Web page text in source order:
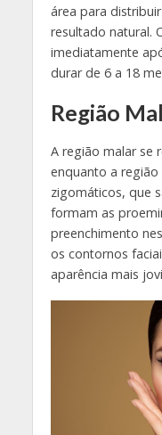
área para
resultado natural.
imediatamente
durar de 6 a 18
Região
A região malar se
enquanto a
zigomáticos, que
formam as
preenchimento
os contornos
aparência mais